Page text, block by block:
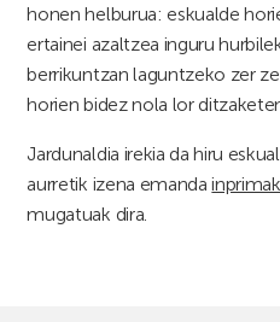
honen helburua: eskualde
ertainei azaltzea inguru
berrikuntzan laguntzeko zer
horien bidez nola lor
Jardunaldia irekia da hiru
aurretik izena emanda
mugatuak dira.